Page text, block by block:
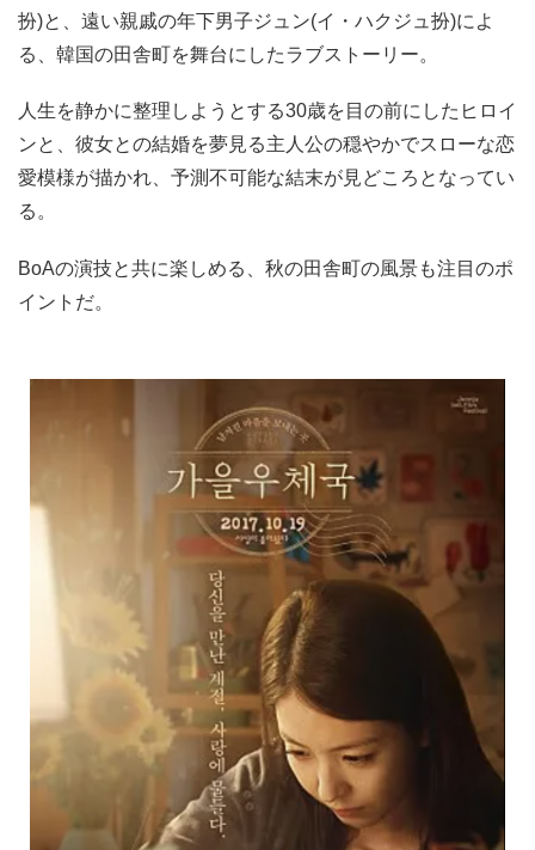
扮)と、遠い親戚の年下男子ジュン(イ・ハクジュ扮)によ
る、韓国の田舎町を舞台にしたラブストーリー。
人生を静かに整理しようとする30歳を目の前にしたヒロイ
ンと、彼女との結婚を夢見る主人公の穏やかでスローな恋
愛模様が描かれ、予測不可能な結末が見どころとなってい
る。
BoAの演技と共に楽しめる、秋の田舎町の風景も注目のポ
イントだ。